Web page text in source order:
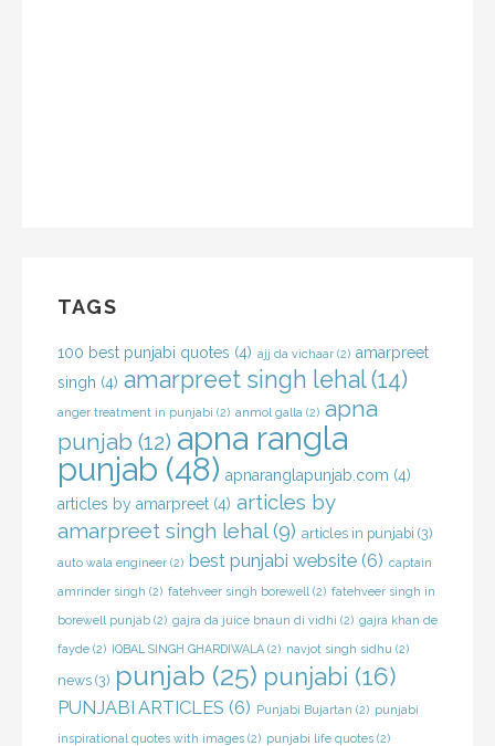
TAGS
100 best punjabi quotes (4) ajj da vichaar (2) amarpreet
singh (4) amarpreet singh lehal(14)
anger treatment in punjabi (2) anmol galla (2) apna
punjab (12) apna rangla
punjab (48) apnaranglapunjab.com (4)
articles by amarpreet (4) articles by
amarpreet singh lehal(9) articles in punjabi (3)
auto wala engineer (2) best punjabi website (6) captain
amrinder singh (2) fatehveer singh borewell (2) fatehveer singh in
borewell punjab (2) gajra da juice bnaun di vidhi (2) gajra khan de
fayde (2) IQBAL SINGH GHARDIWALA (2) navjot singh sidhu (2)
news (3) punjab (25) punjabi (16)
PUNJABI ARTICLES (6) Punjabi Bujartan (2) punjabi
inspirational quotes with images (2) punjabi life quotes (2)